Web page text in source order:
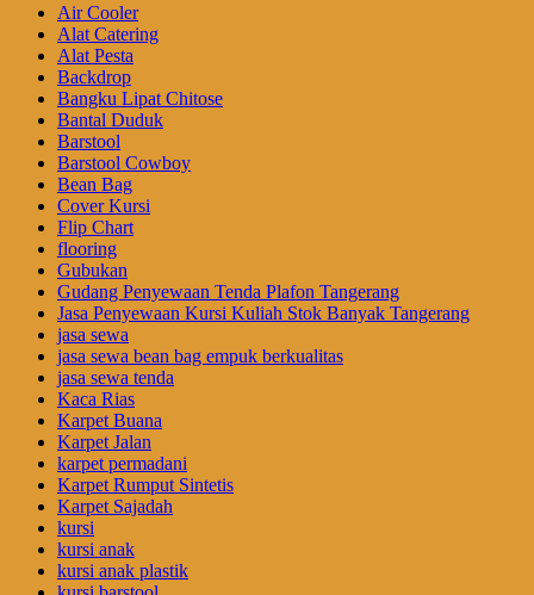
Air Cooler
Alat Catering
Alat Pesta
Backdrop
Bangku Lipat Chitose
Bantal Duduk
Barstool
Barstool Cowboy
Bean Bag
Cover Kursi
Flip Chart
flooring
Gubukan
Gudang Penyewaan Tenda Plafon Tangerang
Jasa Penyewaan Kursi Kuliah Stok Banyak Tangerang
jasa sewa
jasa sewa bean bag empuk berkualitas
jasa sewa tenda
Kaca Rias
Karpet Buana
Karpet Jalan
karpet permadani
Karpet Rumput Sintetis
Karpet Sajadah
kursi
kursi anak
kursi anak plastik